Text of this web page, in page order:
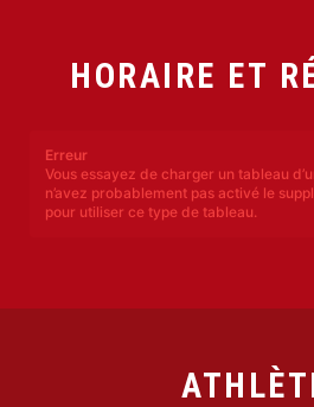
HORAIRE ET
Erreur
Vous essayez de charger un tableau
n’avez probablement pas activé le
pour utiliser ce type de tableau.